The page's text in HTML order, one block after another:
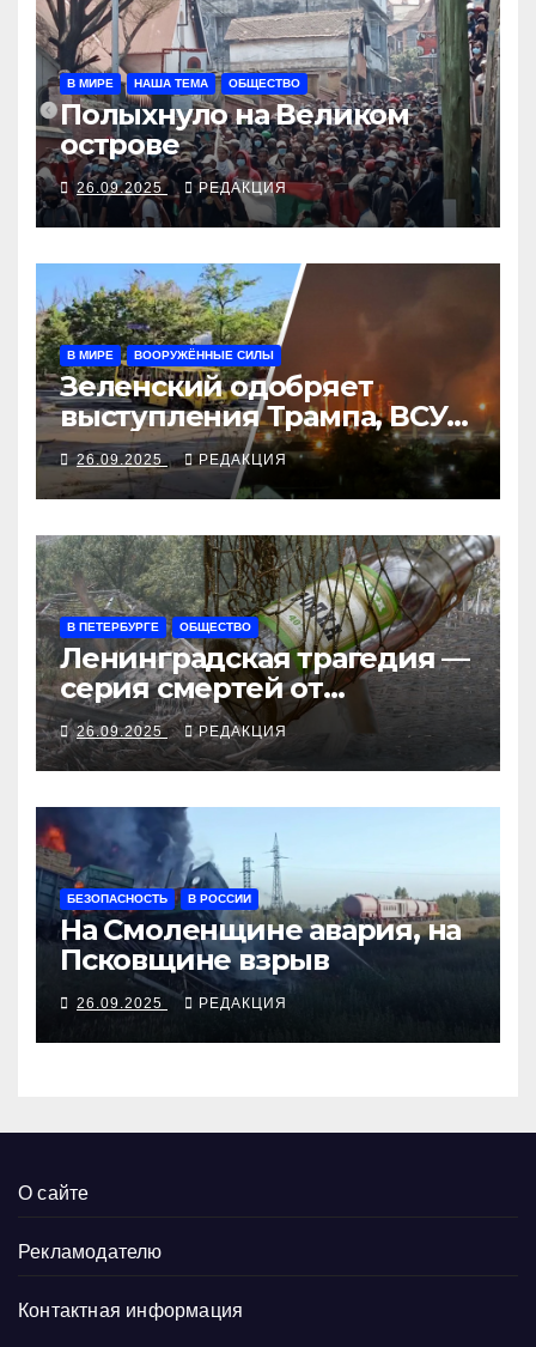
В МИРЕ НАША ТЕМА ОБЩЕСТВО
Полыхнуло на Великом
острове
26.09.2025 РЕДАКЦИЯ
В МИРЕ ВООРУЖЁННЫЕ СИЛЫ
Зеленский одобряет
выступления Трампа, ВСУ
закрыли Добропольский
рубеж
26.09.2025 РЕДАКЦИЯ
В ПЕТЕРБУРГЕ ОБЩЕСТВО
Ленинградская трагедия —
серия смертей от
алкосуррогата
26.09.2025 РЕДАКЦИЯ
БЕЗОПАСНОСТЬ В РОССИИ
На Смоленщине авария, на
Псковщине взрыв
26.09.2025 РЕДАКЦИЯ
О сайте
Рекламодателю
Контактная информация